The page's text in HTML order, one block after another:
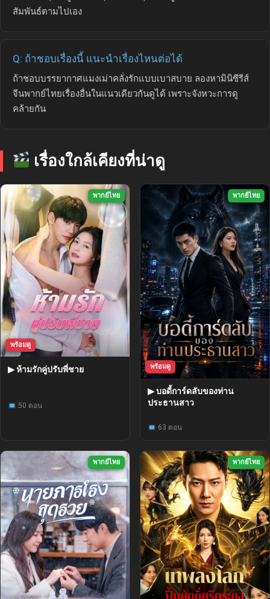
สัมพันธ์ตามไปเอง
Q: ถ้าชอบเรื่องนี้ แนะนำเรื่องไหนต่อได้
ถ้าชอบบรรยากาศแมงเม่าคลั่งรักแบบเบาสบาย ลองหามินิซีรีส์
จีนพากย์ไทยเรื่องอื่นในแนวเดียวกันดูได้ เพราะจังหวะการดู
คล้ายกัน
เรื่องใกล้เคียงที่น่าดู
พากย์ไทย
พร้อมดู
▶ ห้ามรักคู่ปรับพี่ชาย
50 ตอน
พากย์ไทย
พร้อมดู
▶ บอดี้การ์ดลับของท่าน
ประธานสาว
63 ตอน
พากย์ไทย พากย์ไทย